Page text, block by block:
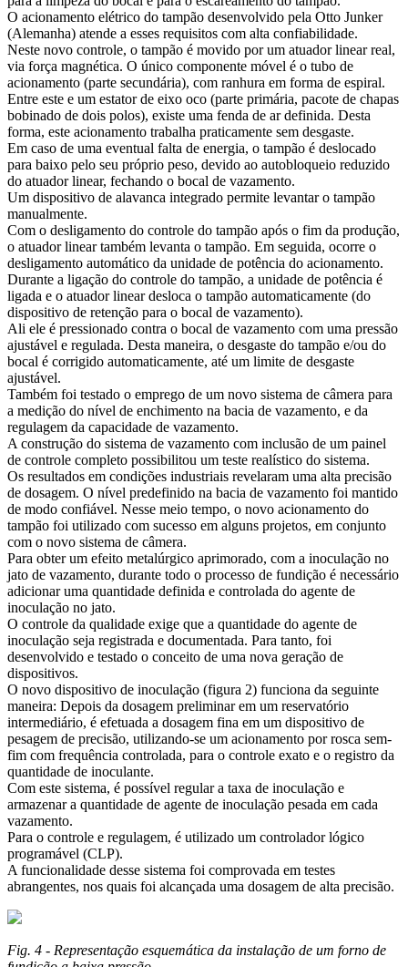
O acionamento elétrico do tampão desenvolvido pela Otto Junker
(Alemanha) atende a esses requisitos com alta confiabilidade.
Neste novo controle, o tampão é movido por um atuador linear real,
via força magnética. O único componente móvel é o tubo de
acionamento (parte secundária), com ranhura em forma de espiral.
Entre este e um estator de eixo oco (parte primária, pacote de chapas
bobinado de dois polos), existe uma fenda de ar definida. Desta
forma, este acionamento trabalha praticamente sem desgaste.
Em caso de uma eventual falta de energia, o tampão é deslocado
para baixo pelo seu próprio peso, devido ao autobloqueio reduzido
do atuador linear, fechando o bocal de vazamento.
Um dispositivo de alavanca integrado permite levantar o tampão
manualmente.
Com o desligamento do controle do tampão após o fim da produção,
o atuador linear também levanta o tampão. Em seguida, ocorre o
desligamento automático da unidade de potência do acionamento.
Durante a ligação do controle do tampão, a unidade de potência é
ligada e o atuador linear desloca o tampão automaticamente (do
dispositivo de retenção para o bocal de vazamento).
Ali ele é pressionado contra o bocal de vazamento com uma pressão
ajustável e regulada. Desta maneira, o desgaste do tampão e/ou do
bocal é corrigido automaticamente, até um limite de desgaste
ajustável.
Também foi testado o emprego de um novo sistema de câmera para
a medição do nível de enchimento na bacia de vazamento, e da
regulagem da capacidade de vazamento.
A construção do sistema de vazamento com inclusão de um painel
de controle completo possibilitou um teste realístico do sistema.
Os resultados em condições industriais revelaram uma alta precisão
de dosagem. O nível predefinido na bacia de vazamento foi mantido
de modo confiável. Nesse meio tempo, o novo acionamento do
tampão foi utilizado com sucesso em alguns projetos, em conjunto
com o novo sistema de câmera.
Para obter um efeito metalúrgico aprimorado, com a inoculação no
jato de vazamento, durante todo o processo de fundição é necessário
adicionar uma quantidade definida e controlada do agente de
inoculação no jato.
O controle da qualidade exige que a quantidade do agente de
inoculação seja registrada e documentada. Para tanto, foi
desenvolvido e testado o conceito de uma nova geração de
dispositivos.
O novo dispositivo de inoculação (figura 2) funciona da seguinte
maneira: Depois da dosagem preliminar em um reservatório
intermediário, é efetuada a dosagem fina em um dispositivo de
pesagem de precisão, utilizando-se um acionamento por rosca sem-
fim com frequência controlada, para o controle exato e o registro da
quantidade de inoculante.
Com este sistema, é possível regular a taxa de inoculação e
armazenar a quantidade de agente de inoculação pesada em cada
vazamento.
Para o controle e regulagem, é utilizado um controlador lógico
programável (CLP).
A funcionalidade desse sistema foi comprovada em testes
abrangentes, nos quais foi alcançada uma dosagem de alta precisão.
Fig. 4 - Representação esquemática da instalação de um forno de